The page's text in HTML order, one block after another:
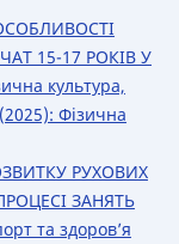
15-17 РОКІВ У
культура,
Фізична
РУХОВИХ
ЗАНЯТЬ
та здоров’я